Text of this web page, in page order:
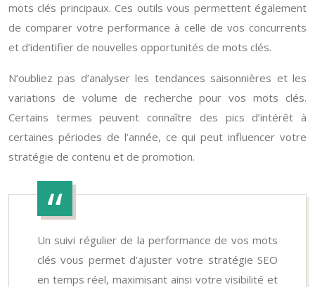
mots clés principaux. Ces outils vous permettent également
de comparer votre performance à celle de vos concurrents
et d’identifier de nouvelles opportunités de mots clés.
N’oubliez pas d’analyser les tendances saisonnières et les
variations de volume de recherche pour vos mots clés.
Certains termes peuvent connaître des pics d’intérêt à
certaines périodes de l’année, ce qui peut influencer votre
stratégie de contenu et de promotion.
Un suivi régulier de la performance de vos mots
clés vous permet d’ajuster votre stratégie SEO
en temps réel, maximisant ainsi votre visibilité et